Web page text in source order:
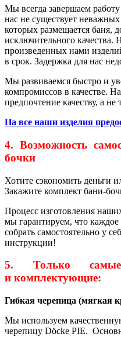
Мы всегда завершаем
нас не существует
которых размещается баня,
исключительного качества.
произведенных нами
в срок. Задержка для нас
Мы развиваемся быстро и
компромиссов в качестве.
предпочтение качеству, а не
На все наши изделия
4. Возможность
бочки
Хотите сэкономить деньги
Закажите комплект бани-
Процесс изготовления
мы гарантируем, что
собрать самостоятельно у
инструкции!
5. Только
и комплектующие:
Гибкая черепица (мягкая
Мы используем
черепицу Döcke PIE.